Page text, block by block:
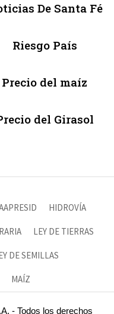
De Santa Fé
Riesgo País
Precio del maíz
del Girasol
HIDROVÍA
LEY DE TIERRAS
DE SEMILLAS
MAÍZ
- Todos los derechos